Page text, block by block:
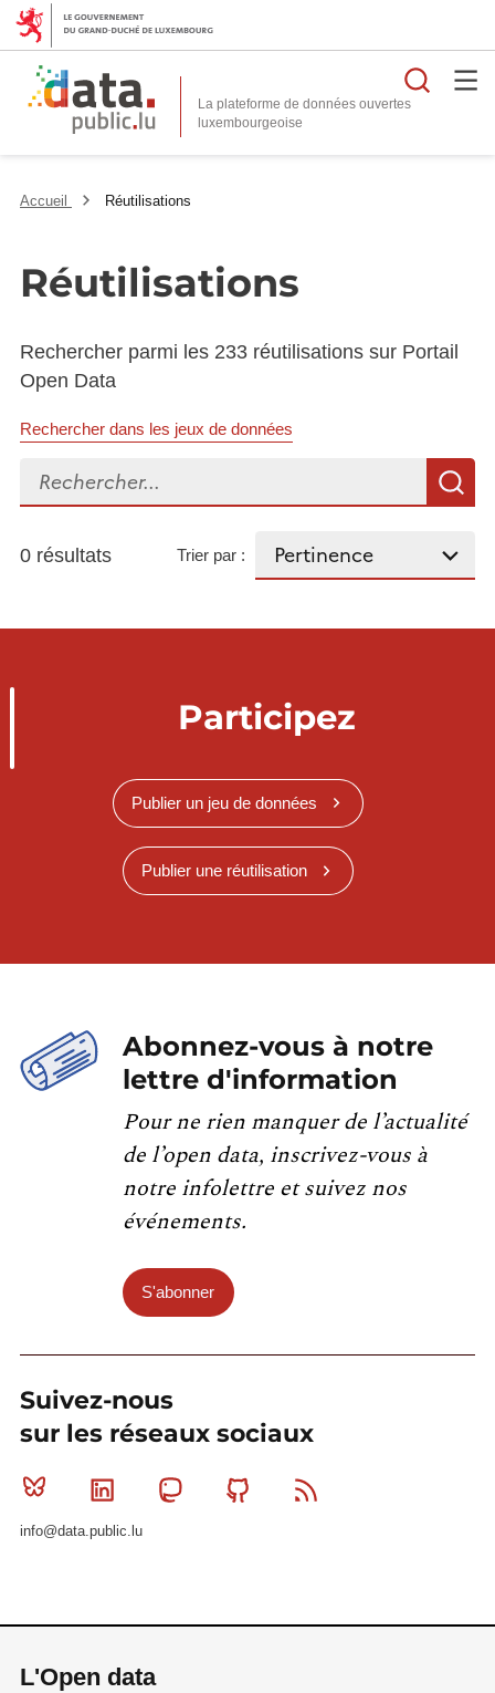
La plateforme de données ouvertes
Accueil Réutilisations
Réutilisations
Rechercher parmi les 233 réutilisations sur Portail
Open Data
Rechercher dans les jeux de données
Rechercher...
0 résultats Trier par :
Participez
Publier un jeu de données
Publier une réutilisation
Abonnez-vous à notre
lettre d'information
Pour ne rien manquer de l’actualité
de l’open data, inscrivez-vous à
notre infolettre et suivez nos
événements.
S'abonner
Suivez-nous
sur les réseaux sociaux
Bluesky Linkedin MastodonGithub
info@data.public.lu
L'Open data